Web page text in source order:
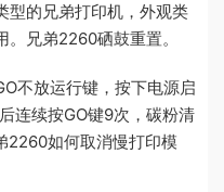
型的兄弟打印机，外观类
兄弟2260硒鼓重置。
不放运行键，按下电源启
连续按GO键9次，碳粉清
2260如何取消慢打印模